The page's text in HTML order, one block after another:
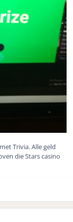
Trivia. Alle geld
die Stars casino